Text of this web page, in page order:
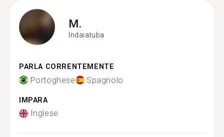
M.
Indaiatuba
PARLA CORRENTEMENTE
Portoghese Spagnolo
IMPARA
Inglese